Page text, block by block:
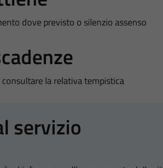
dove previsto o silenzio assenso
la relativa tempistica
servizio